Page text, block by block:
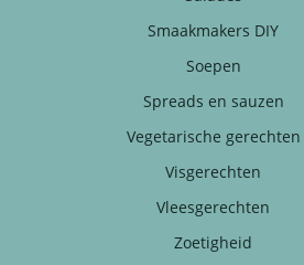
Smaakmakers DIY
Soepen
Spreads en sauzen
Vegetarische gerechten
Visgerechten
Vleesgerechten
Zoetigheid